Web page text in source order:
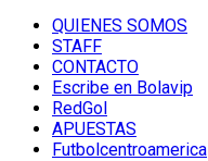
QUIENES SOMOS
STAFF
CONTACTO
Escribe en Bolavip
RedGol
APUESTAS
Futbolcentroamerica